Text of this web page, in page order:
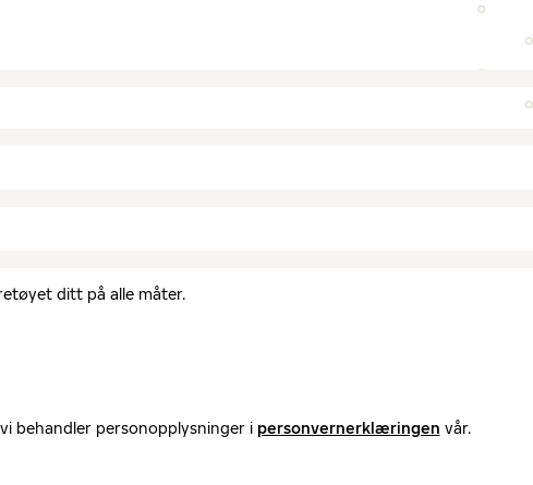
ditt på alle måter.
behandler personopplysninger i personvernerklæringen vår.